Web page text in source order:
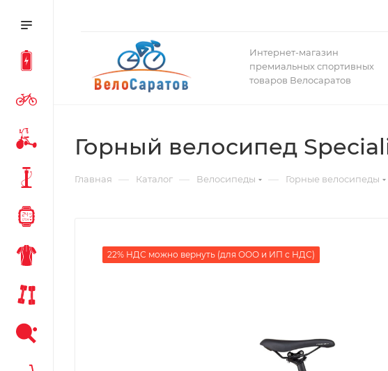
Интернет-магазин
премиальных спортивных
товаров Велосаратов
Горный велосипед
Главная — Каталог — Велосипеды — Горные велосипеды
22% НДС можно вернуть (для ООО и ИП с НДС)